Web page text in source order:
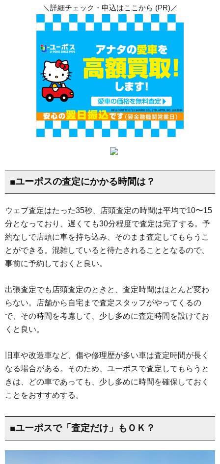
＼詳細チェック・申込はここから (PR)／
■ユーポスの査定にかかる時間は？
ウェブ査定はたった35秒、店頭査定の時間は平均で10〜15
分となっており、遅くても30分程度で査定は完了する。予
約なしで店頭に車を持ち込み、そのまま査定してもらうこ
とができる。混雑していると待たされることとなるので、
事前に予約しておくと良い。
出張査定でも店頭査定のときと、査定時間はほとんど変わ
らない。店舗から自宅まで査定スタッフがやってくるの
で、その時間を考慮して、少し多めに査定時間を設けてお
くと良い。
旧車や改造車など、傷や修理歴が多い車は査定時間が長く
なる場合がある。そのため、ユーポスで査定してもらうと
きは、どの車であっても、少し多めに時間を確保しておく
ことをおすすめする。
■ユーポスで「査定だけ」もＯＫ？